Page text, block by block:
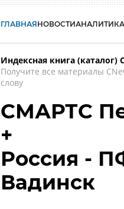
ГЛАВНАЯНОВОСТИАНАЛИТИКА
Индексная книга (каталог)
Получите все материалы
слову
СМАРТС
+
Россия -
Вадинск